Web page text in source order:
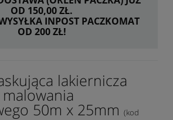
OD 150,00 ZŁ.
INPOST PACZKOMAT
OD 200 ZŁ!
lakiernicza
50m x 25mm (kod